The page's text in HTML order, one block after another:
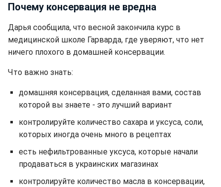
Почему консервация не вредна
Дарья сообщила, что весной закончила курс в
медицинской школе Гарварда, где уверяют, что нет
ничего плохого в домашней консервации.
Что важно знать:
домашняя консервация, сделанная вами, состав
которой вы знаете - это лучший вариант
контролируйте количество сахара и уксуса, соли,
которых иногда очень много в рецептах
есть нефильтрованные уксуса, которые начали
продаваться в украинских магазинах
контролируйте количество масла в консервации,